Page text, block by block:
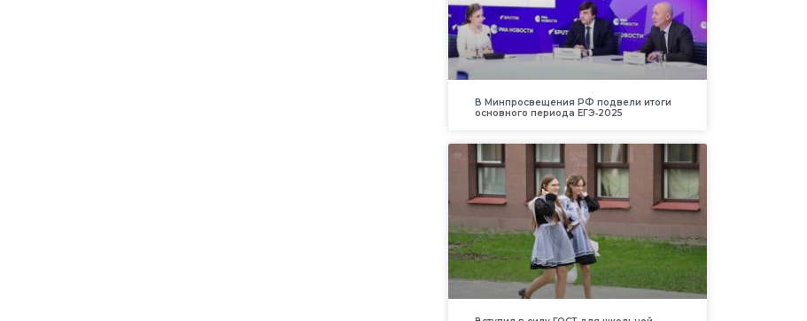
В Минпросвещения РФ подвели итоги
основного периода ЕГЭ‑2025